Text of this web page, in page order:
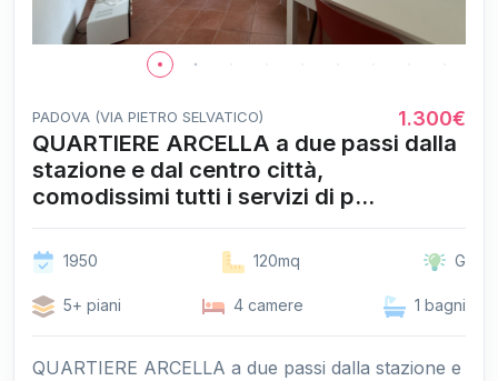
PADOVA (VIA PIETRO SELVATICO) 1.300€
QUARTIERE ARCELLA a due passi dalla
stazione e dal centro città,
comodissimi tutti i servizi di p...
1950 120mq G
5+ piani 4 camere 1 bagni
QUARTIERE ARCELLA a due passi dalla stazione e